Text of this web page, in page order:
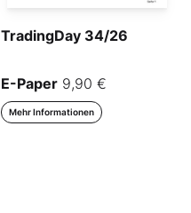
TradingDay 34/26
E-Paper 9,90 €
Mehr Informationen